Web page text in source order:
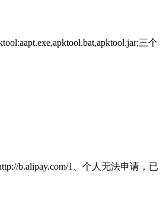
三个
b.alipay.com/1、个人无法申请，已